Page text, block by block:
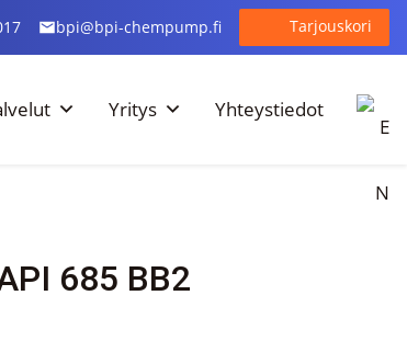
bpi@bpi-chempump.fi Tarjouskori
Yritys Yhteystiedot
685 BB2